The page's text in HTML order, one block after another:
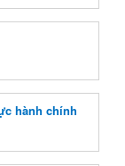
hành chính